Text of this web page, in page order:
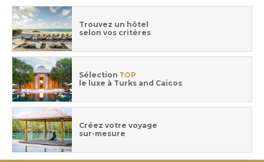
Trouvez un hôtel
selon vos critères
Sélection TOP
le luxe à Turks and Caicos
Créez votre voyage
sur-mesure